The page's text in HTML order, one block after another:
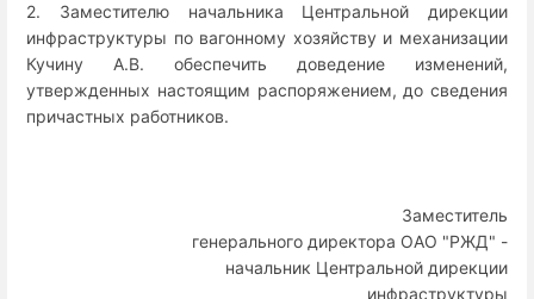
2. Заместителю начальника Центральной дирекции
инфраструктуры по вагонному хозяйству и механизации
Кучину А.В. обеспечить доведение изменений,
утвержденных настоящим распоряжением, до сведения
причастных работников.
Заместитель
генерального директора ОАО "РЖД" -
начальник Центральной дирекции
инфраструктуры